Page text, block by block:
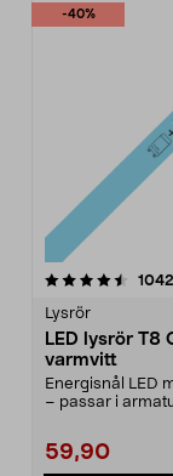
-40%
1042
Lysrör
LED lysrör T8
varmvitt
Energisnål LED
– passar i
59,90
4.5 av 5